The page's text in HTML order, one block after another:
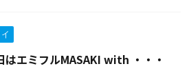
はエミフルMASAKI with ・・・